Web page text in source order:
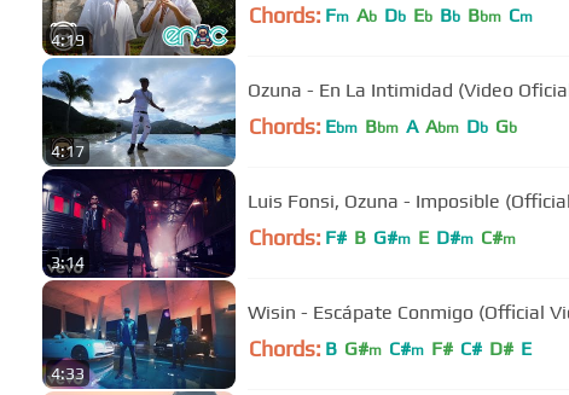
4:19
Chords: Fm Ab Db Eb Bb Bbm Cm
4:17
Ozuna - En La Intimidad (Video
Chords: Ebm Bbm A Abm Db Gb
3:14
Luis Fonsi, Ozuna - Imposible
Chords: F# B G#m E D#m C#m
4:33
Wisin - Escápate Conmigo (Official
Chords: B G#m C#m F# C# D# E